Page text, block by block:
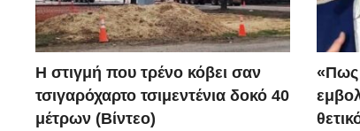
H στιγμή που τρένο κόβει σαν
τσιγαρόχαρτο τσιμεντένια δοκό 40
μέτρων (Βίντεο)
«Πως